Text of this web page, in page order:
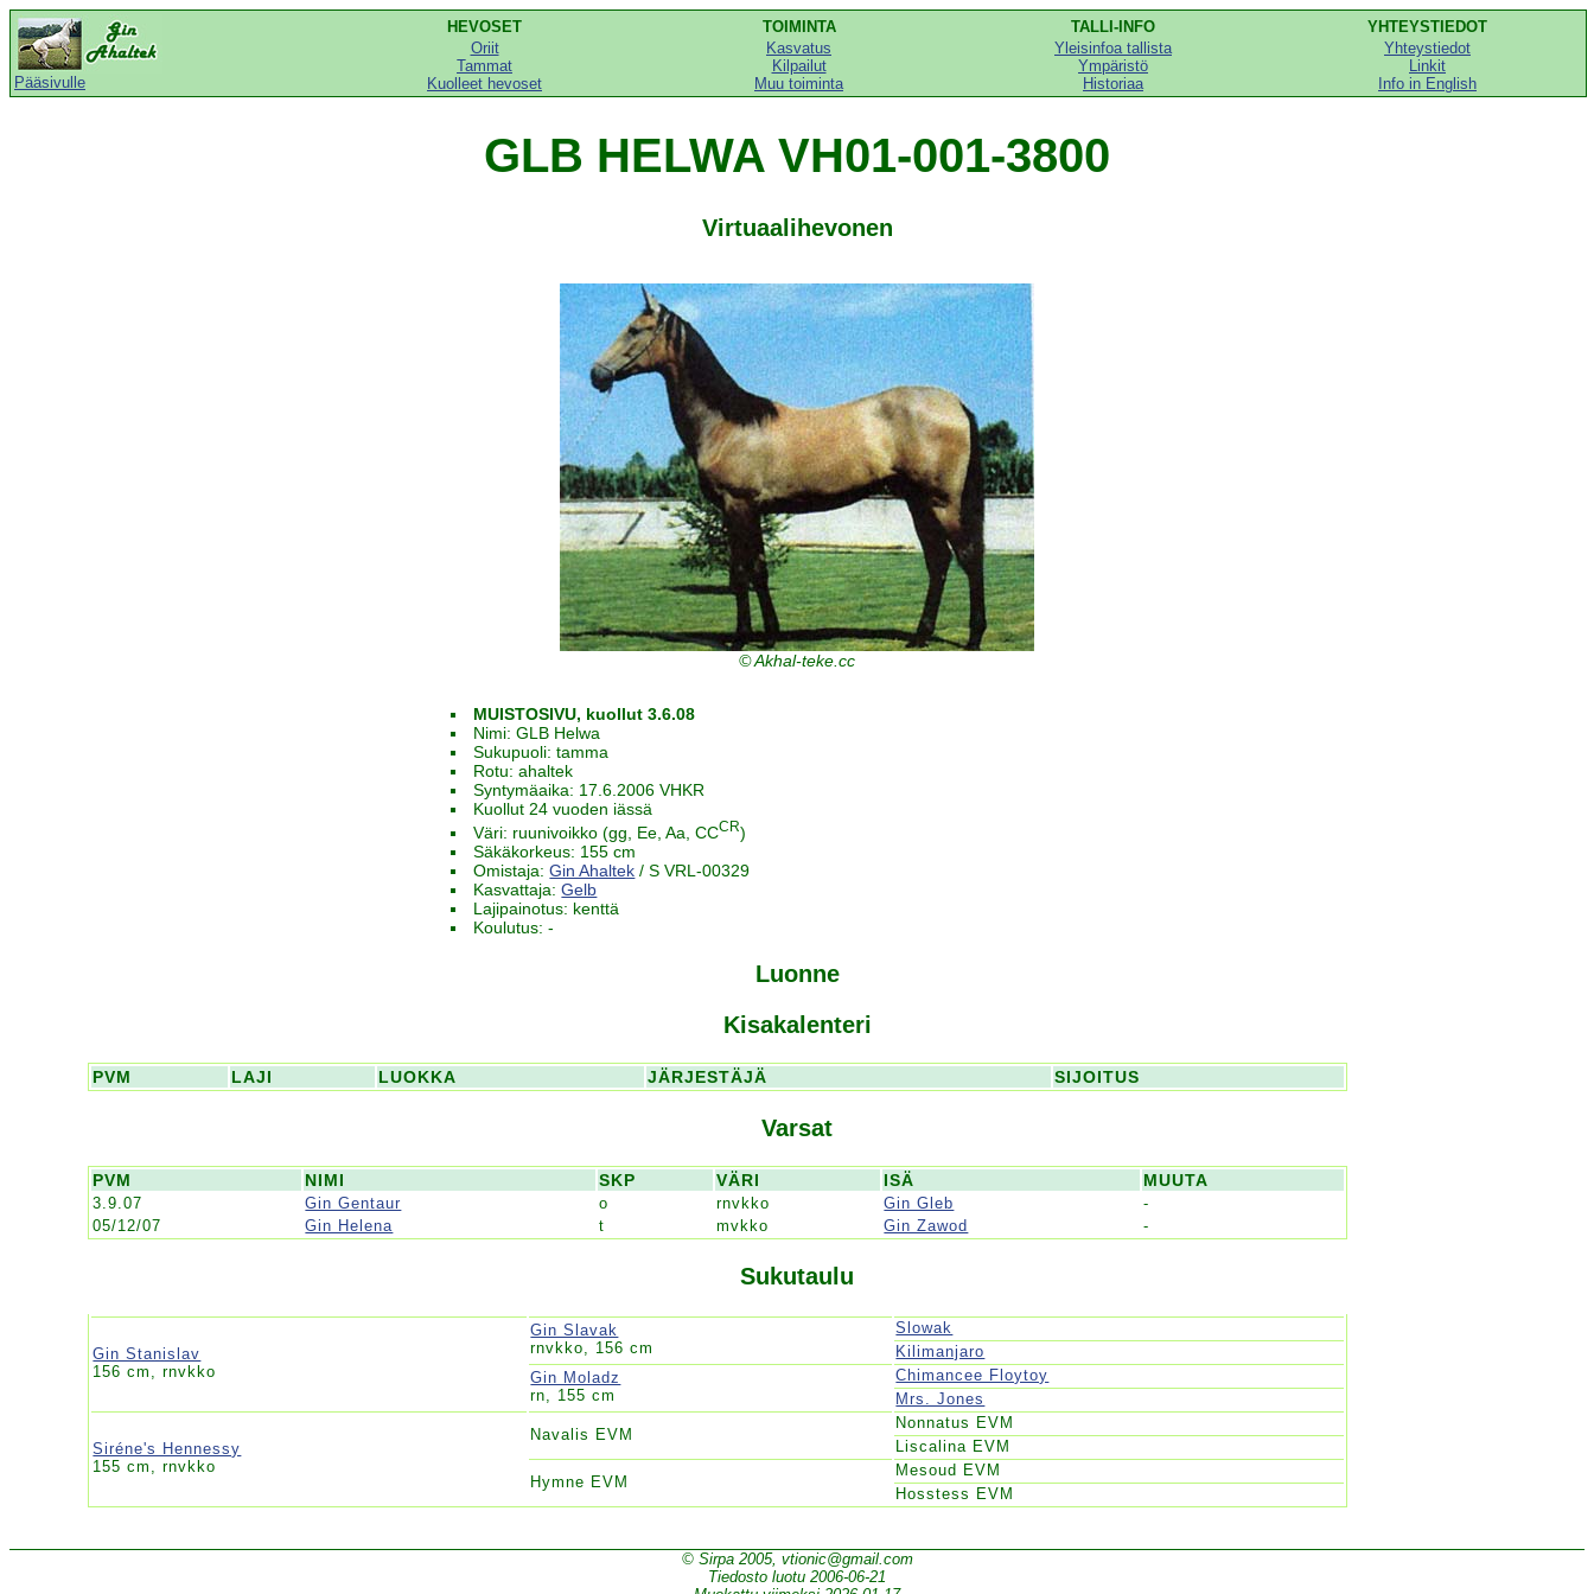
Pääsivulle
HEVOSET
Oriit
Tammat
Kuolleet hevoset
TOIMINTA
Kasvatus
Kilpailut
Muu toiminta
TALLI-INFO
Yleisinfoa tallista
Ympäristö
Historiaa
YHTEYSTIEDOT
Yhteystiedot
Linkit
Info in English
GLB HELWA VH01-001-3800
Virtuaalihevonen
© Akhal-teke.cc
MUISTOSIVU, kuollut 3.6.08
Nimi: GLB Helwa
Sukupuoli: tamma
Rotu: ahaltek
Syntymäaika: 17.6.2006 VHKR
Kuollut 24 vuoden iässä
Väri: ruunivoikko (gg, Ee, Aa, CCCR)
Säkäkorkeus: 155 cm
Omistaja:Gin Ahaltek / S VRL-00329
Kasvattaja:Gelb
Lajipainotus: kenttä
Koulutus: -
Luonne
Kisakalenteri
PVM LAJI LUOKKA JÄRJESTÄJÄ SIJOITUS
Varsat
PVM NIMI SKP VÄRI ISÄ MUUTA
3.9.07 Gin Gentaur o rnvkko Gin Gleb
-
05/12/07
Gin Helena t mvkko Gin Zawod -
Sukutaulu
Gin Stanislav
156 cm, rnvkko
Gin Slavak
rnvkko, 156 cm
Slowak
Kilimanjaro
Gin Moladz
rn, 155 cm
Chimancee Floytoy
Mrs. Jones
Siréne's Hennessy
155 cm, rnvkko
Navalis EVM
Nonnatus EVM
Liscalina EVM
Hymne EVM
Mesoud EVM
Hosstess EVM
© Sirpa 2005, vtionic@gmail.com
Tiedosto luotu 2006-06-21